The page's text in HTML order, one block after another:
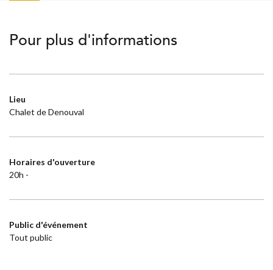
Pour plus d'informations
Lieu
Chalet de Denouval
Horaires d'ouverture
20h -
Public d'événement
Tout public